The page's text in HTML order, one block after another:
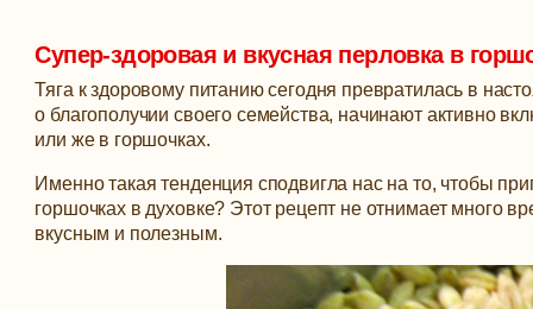
Супер-здоровая и вкусная перловка в
Тяга к здоровому питанию сегодня превратилась в
о благополучии своего семейства, начинают активно
или же в горшочках.
Именно такая тенденция сподвигла нас на то, чтобы
горшочках в духовке? Этот рецепт не отнимает много
вкусным и полезным.